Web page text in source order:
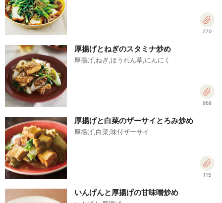
270
厚揚げとねぎのスタミナ炒め
厚揚げ,ねぎ,ほうれん草,にんにく
956
厚揚げと白菜のザーサイとろみ炒め
厚揚げ,白菜,味付ザーサイ
115
いんげんと厚揚げの甘味噌炒め